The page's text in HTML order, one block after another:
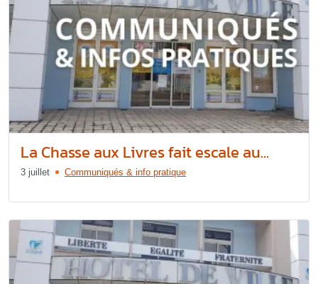
La Chasse aux Livres fait escale au...
3 juillet Communiqués & info pratique